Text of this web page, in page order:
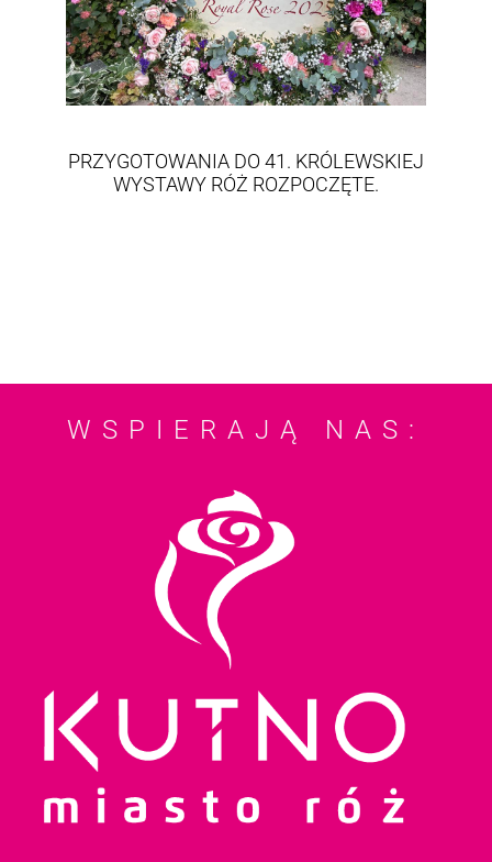
PRZYGOTOWANIA DO 41. KRÓLEWSKIEJ
WYSTAWY RÓŻ ROZPOCZĘTE.
WSPIERAJĄ NAS: